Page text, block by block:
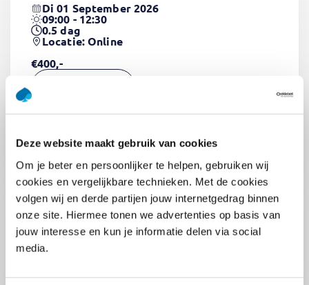
Deze website maakt gebruik van cookies
Om je beter en persoonlijker te helpen, gebruiken wij
cookies en vergelijkbare technieken. Met de cookies
volgen wij en derde partijen jouw internetgedrag binnen
onze site. Hiermee tonen we advertenties op basis van
jouw interesse en kun je informatie delen via social
media.
Di 01 September 2026
09:00 - 12:30
0.5dag
Locatie: Online
€400,-
Pega Certified System Architect
(PCSA)(EN)
Di 01 September 2026
09:00 - 16:30
5dagen
Locatie: Online
€3595,-